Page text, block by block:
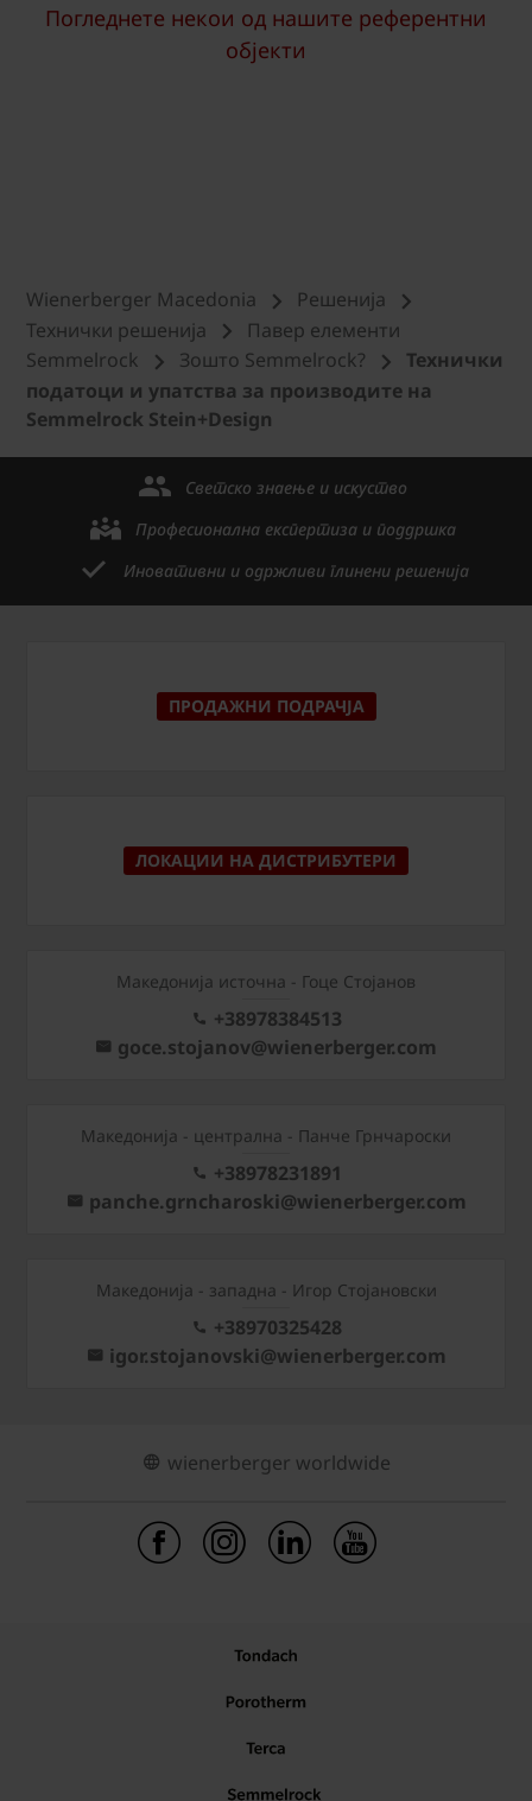
Погледнете некои од нашите референтни
објекти
Wienerberger Macedonia
Решенија
Технички решениjа
Павер елементи
Semmelrock
Зошто Semmelrock?
Технички
податоци и упатства за производите на
Semmelrock Stein+Design
Светско знаење и искуство
Професионална експертиза и поддршка
Иновативни и одржливи глинени решенија
ПРОДАЖНИ ПОДРАЧЈА
ЛОКАЦИИ НА ДИСТРИБУТЕРИ
Македонија источна - Гоце Стојанов
+38978384513
goce.stojanov@wienerberger.com
Mакедонија - централна - Панче Грнчароски
+38978231891
panche.grncharoski@wienerberger.com
Mакедонија - западна - Игор Стојановски
+38970325428
igor.stojanovski@wienerberger.com
wienerberger worldwide